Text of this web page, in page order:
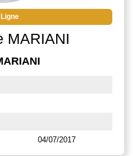
MARIANI
04/07/2017